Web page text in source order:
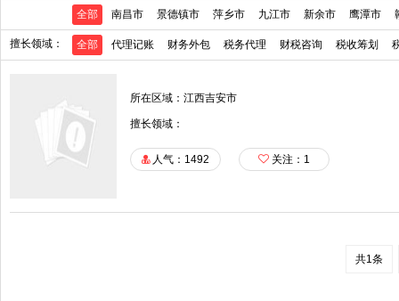
全部 南昌市 景德镇市 萍乡市 九江市 新余市 鹰潭市
擅长领域： 全部 代理记账 财务外包 税务代理 财税咨询 税收筹划
所在区域：江西吉安市
擅长领域：
人气：1492 关注： 1
共1条